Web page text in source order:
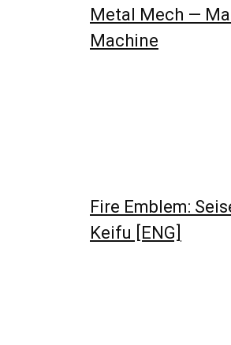
Metal Mech —
Machine
Fire Emblem:
Keifu [ENG]